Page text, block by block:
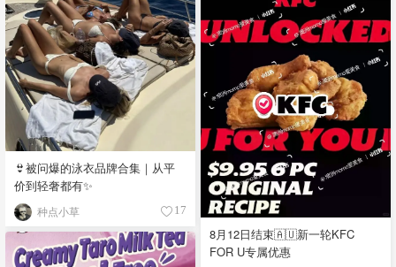
👙被问爆的泳衣品牌合集｜从平
价到轻奢都有✨
种点小草 17
8月12日结束🇦🇺新一轮KFC
FOR U专属优惠